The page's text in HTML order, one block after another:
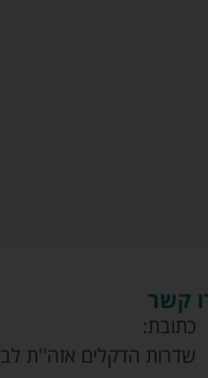
קשר
כתובת:
שדרות הדקלים אזה''ת לב